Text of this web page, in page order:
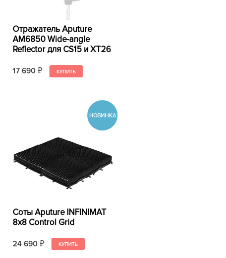
Отражатель Aputure
AM6850 Wide-angle
Reﬂector для CS15 и XT26
17 690 ₽
Соты Aputure INFINIMAT
8x8 Control Grid
24 690 ₽